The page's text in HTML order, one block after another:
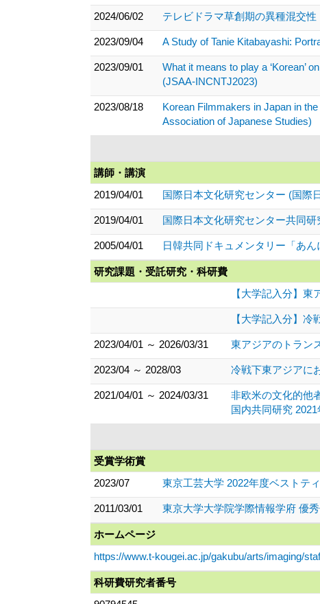
2024/06/02 テレビドラマ草創期の異種混交
2023/09/04 A Study of Tanie Kitabayashi:
2023/09/01
What it means to play a ‘Korean’
(JSAA-INCNTJ2023)
2023/08/18
Korean Filmmakers in Japan in
Association of Japanese Studies)
講師・講演
2019/04/01
国際日本文化研究センター (国際
2019/04/01 国際日本文化研究センター共同研
2005/04/01 日韓共同ドキュメンタリー「あ
研究課題・受託研究・科研費
【大学記入分】
【大学記入分】
2023/04/01 ～ 2026/03/31 東アジアのトラン
2023/04 ～ 2028/03 冷戦下東アジアに
2021/04/01 ～ 2024/03/31
非欧米の文化的他
国内共同研究
受賞学術賞
2023/07
東京工芸大学 2022年度ベストテ
2011/03/01 東京大学大学院学際情報学府 優
ホームページ
https://www.t-kougei.ac.jp/gakubu/arts/imaging/
科研費研究者番号